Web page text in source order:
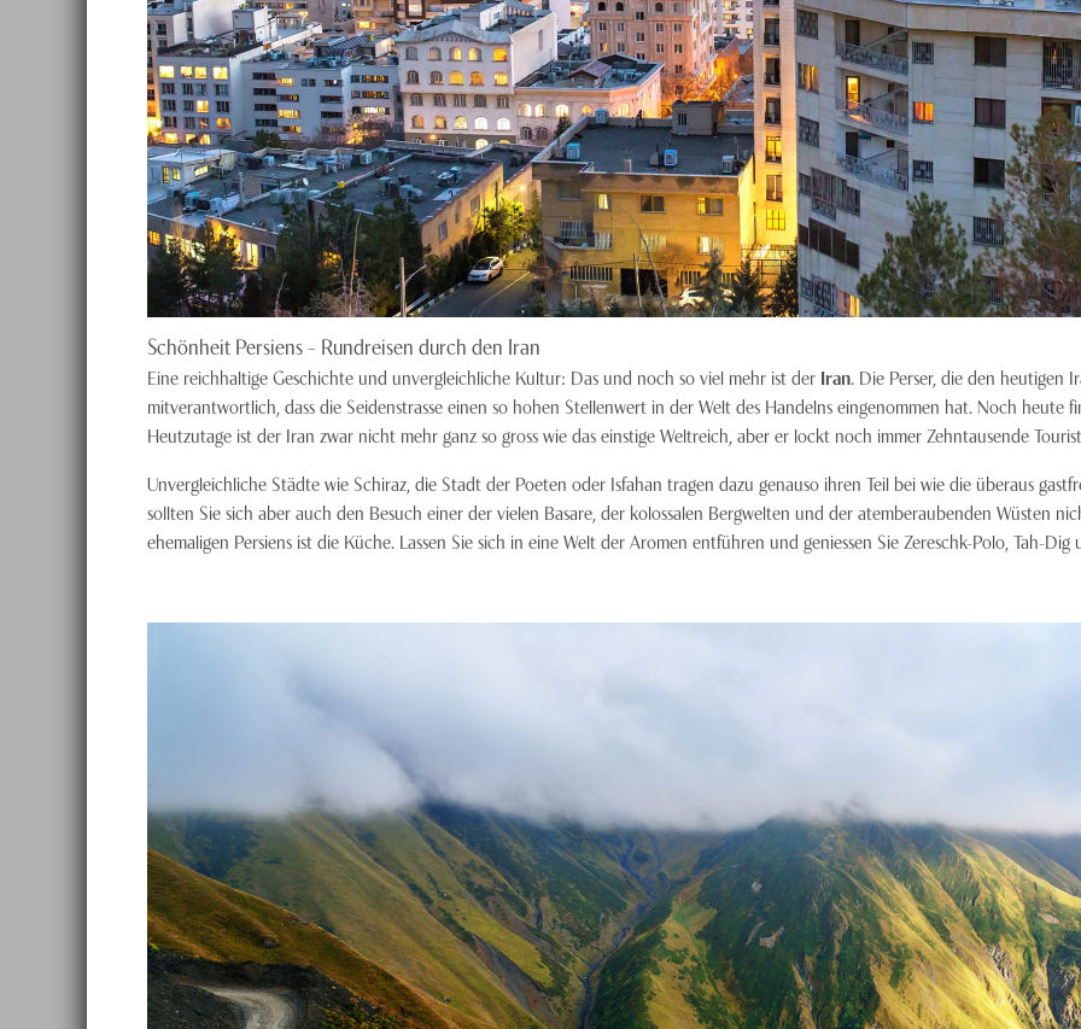
Schönheit Persiens – Rundreisen durch den Iran
Eine reichhaltige Geschichte und unvergleichliche Kultur: Das und noch so viel mehr ist der Iran. Die Perser, die den heutigen
mitverantwortlich, dass die Seidenstrasse einen so hohen Stellenwert in der Welt des Handelns eingenommen hat. Noch heute
Heutzutage ist der Iran zwar nicht mehr ganz so gross wie das einstige Weltreich, aber er lockt noch immer Zehntausende
Unvergleichliche Städte wie Schiraz, die Stadt der Poeten oder Isfahan tragen dazu genauso ihren Teil bei wie die überaus
sollten Sie sich aber auch den Besuch einer der vielen Basare, der kolossalen Bergwelten und der atemberaubenden Wüsten
ehemaligen Persiens ist die Küche. Lassen Sie sich in eine Welt der Aromen entführen und geniessen Sie Zereschk-Polo, Tah-